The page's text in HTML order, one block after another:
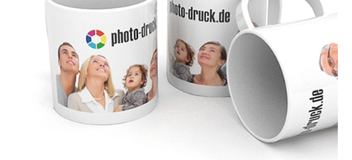
Hier werden alle Hebel in
vor Weihnachten noch
auszuliefern. Supergut. 5
von 5 Sternen
29.12.25▼
Alles bestens. Schnelle
Bearbeitung und Versand.